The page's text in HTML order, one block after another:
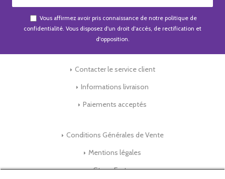
Vous affirmez avoir pris connaissance de notre politique de
confidentialité . Vous disposez d'un droit d'accès, de rectification et
d'opposition.
Contacter le service client
Informations livraison
Paiements acceptés
Conditions Générales de Vente
Mentions légales
Store-Factory